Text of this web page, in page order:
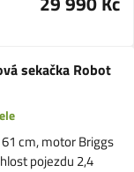
sekačka Robot
cm, motor Briggs
pojezdu 2,4